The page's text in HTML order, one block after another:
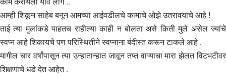
आम्ही शिकून साहेब बनून आमच्या आईवडीलचे कामाचे ओझे उतरावयाचे आहे !
ताई त्या मुलांकडे पाहतच राहील्या काही न बोलता असे किती मुले असेल ज्यांचे
स्वप्न आहे शिकायचे पण परिस्थितीने स्वप्नाना बंदीस्त करून टाकले आहे .
मागील चार वर्षांपासून त्या उन्हातान्हात जावून तप्त वाऱ्याचा मारा झेलत विटभटीवर
शिक्षणाचे धडे देत आहेत .